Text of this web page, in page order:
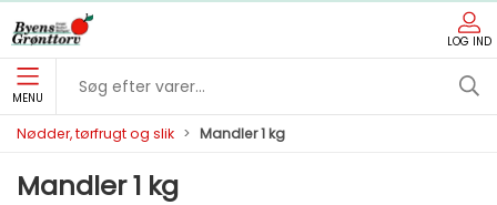
LOG IND
MENU
Nødder, tørfrugt og slik Mandler 1 kg
Mandler 1 kg